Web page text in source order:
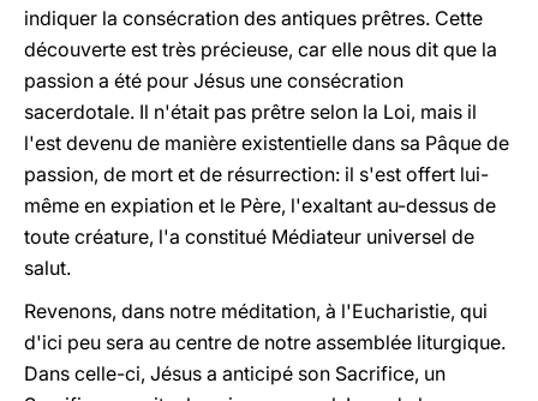
indiquer la consécration des antiques prêtres. Cette
découverte est très précieuse, car elle nous dit que la
passion a été pour Jésus une consécration
sacerdotale. Il n'était pas prêtre selon la Loi, mais il
l'est devenu de manière existentielle dans sa Pâque de
passion, de mort et de résurrection: il s'est offert lui-
même en expiation et le Père, l'exaltant au-dessus de
toute créature, l'a constitué Médiateur universel de
salut.
Revenons, dans notre méditation, à l'Eucharistie, qui
d'ici peu sera au centre de notre assemblée liturgique.
Dans celle-ci, Jésus a anticipé son Sacrifice, un